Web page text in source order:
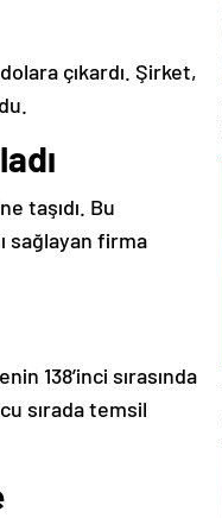
çıkardı. Şirket,
taşıdı. Bu
sağlayan firma
138’inci sırasında
sırada temsil